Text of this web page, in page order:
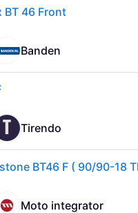
BT 46 Front
Banden
T Tirendo
BT46 F ( 90/90-18
Moto integrator